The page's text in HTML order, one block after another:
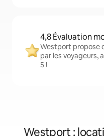
4,8 Évaluation
Westport propose
par les voyageurs,
5 !
Westport :